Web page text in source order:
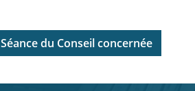
Séance du Conseil concernée